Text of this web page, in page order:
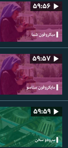
۵۹:۵۶
۵۹:۵۷
۵۹:۵۹